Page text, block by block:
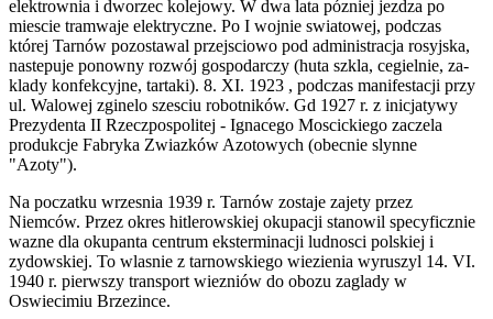
elektrownia i dworzec kolejowy. W dwa lata pózniej jezdza po
miescie tramwaje elektryczne. Po I wojnie­ swiatowej, podczas
której Tarnów pozostawal przejsciowo pod administracja rosyjska,
nastepuje ponowny rozwój gospodarczy (huta szkla, cegielnie, za­
klady konfekcyjne, tartaki). 8. XI. 1923 , podczas manifestacji przy
ul. Walowej zginelo szesciu robotników. Gd 1927 r. z inicjatywy
Prezydenta II Rzeczpo­spolitej - Ignacego Moscickiego zaczela
produkcje Fabryka Zwiazków Azoto­wych (obecnie slynne
"Azoty").
Na poczatku wrzesnia 1939 r. Tarnów zostaje zajety przez
Niemców. Przez okres hitlerowskiej okupacji stanowil specyficznie
wazne dla okupanta centrum eksterminacji ludnosci polskiej i
zydowskiej. To wlasnie z tarnowskiego wiezienia wyruszyl 14. VI.
1940 r. pierwszy transport wiezniów do obozu zaglady w
Oswiecimiu Brzezince.